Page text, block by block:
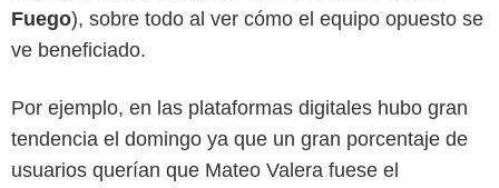
Fuego), sobre todo al ver cómo el equipo opuesto se
ve beneficiado.
Por ejemplo, en las plataformas digitales hubo gran
tendencia el domingo ya que un gran porcentaje de
usuarios querían que Mateo Valera fuese el